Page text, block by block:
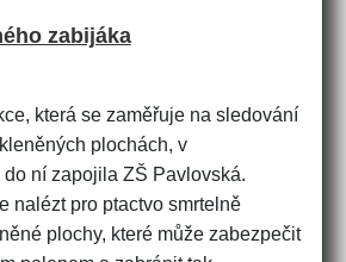
zabijáka
která se zaměřuje na sledování
plochách, v
ní zapojila ZŠ Pavlovská.
nalézt pro ptactvo smrtelně
plochy, které může zabezpečit